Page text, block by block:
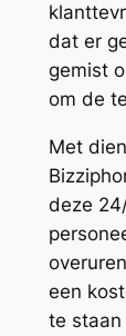
dat er
gemist
om de
Met
deze
een
te